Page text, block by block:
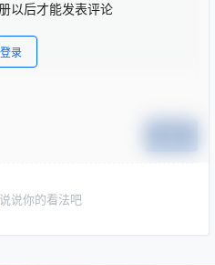
以后才能发表评论
登录
说你的看法吧